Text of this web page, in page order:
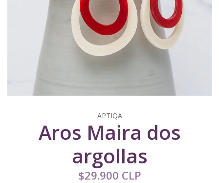
APTIQA
Aros Maira dos
argollas
$29.900 CLP